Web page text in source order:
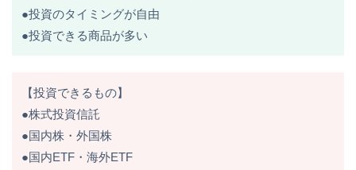
●投資のタイミングが自由
●投資できる商品が多い
【投資できるもの】
●株式投資信託
●国内株・外国株
●国内ETF・海外ETF